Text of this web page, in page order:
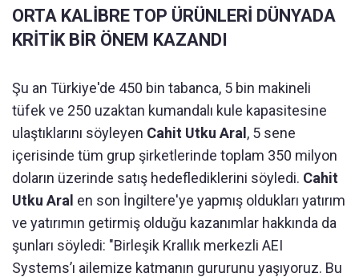
ORTA KALİBRE TOP ÜRÜNLERİ DÜNYADA
KRİTİK BİR ÖNEM KAZANDI
Şu an Türkiye'de 450 bin tabanca, 5 bin makineli
tüfek ve 250 uzaktan kumandalı kule kapasitesine
ulaştıklarını söyleyen Cahit Utku Aral , 5 sene
içerisinde tüm grup şirketlerinde toplam 350 milyon
doların üzerinde satış hedeflediklerini söyledi. Cahit
Utku Aral en son İngiltere'ye yapmış oldukları yatırım
ve yatırımın getirmiş olduğu kazanımlar hakkında da
şunları söyledi: "Birleşik Krallık merkezli AEI
Systems’ı ailemize katmanın gururunu yaşıyoruz. Bu